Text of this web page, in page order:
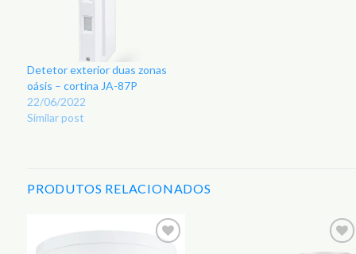
Detetor exterior duas zonas
oásis – cortina JA-87P
22/06/2022
Similar post
PRODUTOS RELACIONADOS